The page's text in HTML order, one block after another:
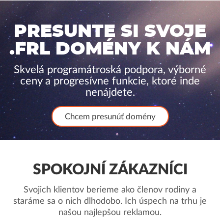
PRESUNTE SI SVOJE
.FRL DOMÉNY K NÁM
Skvelá programátroská podpora, výborné
ceny a progresívne funkcie, ktoré inde
nenájdete.
Chcem presunúť domény
SPOKOJNÍ ZÁKAZNÍCI
Svojich klientov berieme ako členov rodiny a
staráme sa o nich dlhodobo. Ich úspech na trhu je
našou najlepšou reklamou.